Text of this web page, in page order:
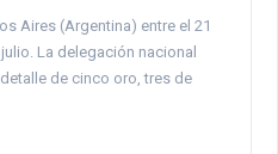
Aires (Argentina) entre el 21
La delegación nacional
de cinco oro, tres de